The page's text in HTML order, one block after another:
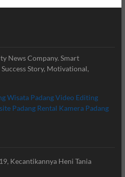
News Company. Smart
Story, Motivational,
Wisata PadangVideo Editing
Padang Rental Kamera Padang
Kecantikannya Heni Tania